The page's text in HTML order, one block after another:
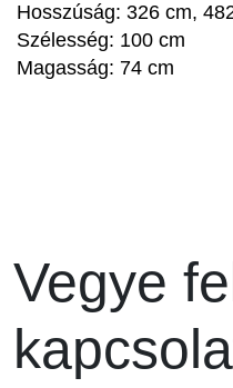
Hosszúság: 326 cm,
Szélesség: 100 cm
Magasság: 74 cm
Vegye